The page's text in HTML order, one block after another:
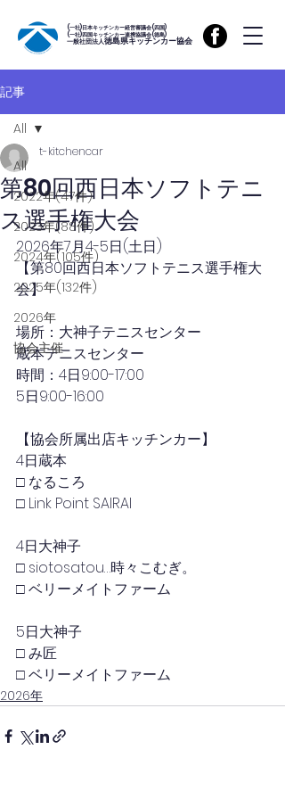
(一社)日本キッチンカー経営審議会(四国)
(一社)四国キッチンカー連携協議会(徳島)
一般社団法人徳島県キッチンカー協会
記事
All
2022年(47件)
2023年(88件)
2024年(105件)
2025年(132件)
2026年
協会主催
All
第80回西日本ソフトテニ
ス選手権大会
t-kitchencar
2026年7月4-5日(土日)
【第80回西日本ソフトテニス選手権大
会】
場所：大神子テニスセンター
蔵本テニスセンター
時間：4日9:00-17:00
5日9:00-16:00
【協会所属出店キッチンカー】
4日蔵本
□ なるころ
□ Link Point SAIRAI
4日大神子
□ siotosatou…時々こむぎ。
□ ベリーメイトファーム
5日大神子
□ み匠
□ ベリーメイトファーム
2026年